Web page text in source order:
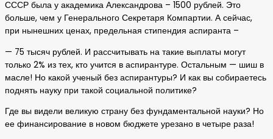
СССР была у академика Александрова – 1500 рублей. Это
больше, чем у Генерального Секретаря Компартии. А сейчас,
при нынешних ценах, предельная стипендия аспиранта –
— 75 тысяч рублей. И рассчитывать на такие выплаты могут
только 2% из тех, кто учится в аспирантуре. Остальным — шиш в
масле! Но какой ученый без аспирантуры? И как вы собираетесь
поднять науку при такой социальной политике?
Где вы видели великую страну без фундаментальной науки? Но
ее финансирование в новом бюджете урезано в четыре раза!